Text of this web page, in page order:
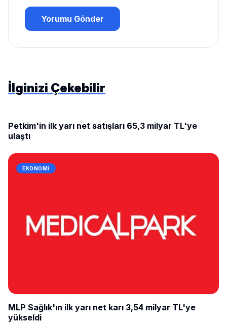
Yorumu Gönder
İlginizi Çekebilir
EKONOMI
Petkim'in ilk yarı net satışları 65,3 milyar TL'ye
ulaştı
EKONOMI
MLP Sağlık'ın ilk yarı net karı 3,54 milyar TL'ye
yükseldi